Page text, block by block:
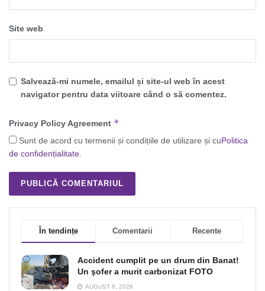
Site web
Salvează-mi numele, emailul și site-ul web în acest
navigator pentru data viitoare când o să comentez.
Privacy Policy Agreement *
Sunt de acord cu termenii și condițiile de utilizare și cuPolitica
de confidențialitate.
În tendințe Comentarii Recente
Accident cumplit pe un drum din Banat!
Un şofer a murit carbonizat FOTO
AUGUST 8, 2026